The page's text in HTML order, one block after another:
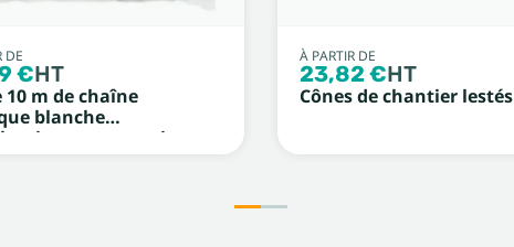
DE
€HT
10 m de chaîne
blanche
et noir
À PARTIR DE
23,82 €HT
Cônes de chantier lestés